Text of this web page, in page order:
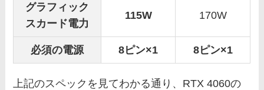
グラフィック
スカード電力
115W 170W
必須の電源 8ピン×1 8ピン×1
上記のスペックを見てわかる通り、RTX 4060の